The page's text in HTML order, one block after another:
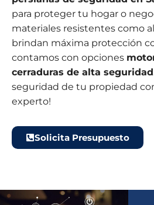
para proteger tu hogar o
materiales resistentes como
brindan máxima protección
contamos con opciones
cerraduras de alta seguridad
seguridad de tu propiedad
experto!
Solicita Presupuesto